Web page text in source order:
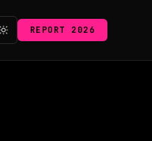
REPORT 2026